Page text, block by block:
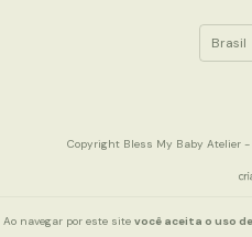
Ao navegar por este site você aceita o uso
Copyright Bless My Baby Atelier -